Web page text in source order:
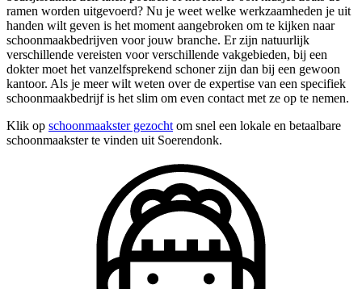
ramen worden uitgevoerd? Nu je weet welke werkzaamheden je uit
handen wilt geven is het moment aangebroken om te kijken naar
schoonmaakbedrijven voor jouw branche. Er zijn natuurlijk
verschillende vereisten voor verschillende vakgebieden, bij een
dokter moet het vanzelfsprekend schoner zijn dan bij een gewoon
kantoor. Als je meer wilt weten over de expertise van een specifiek
schoonmaakbedrijf is het slim om even contact met ze op te nemen.
Klik op schoonmaakster gezocht om snel een lokale en betaalbare
schoonmaakster te vinden uit Soerendonk.